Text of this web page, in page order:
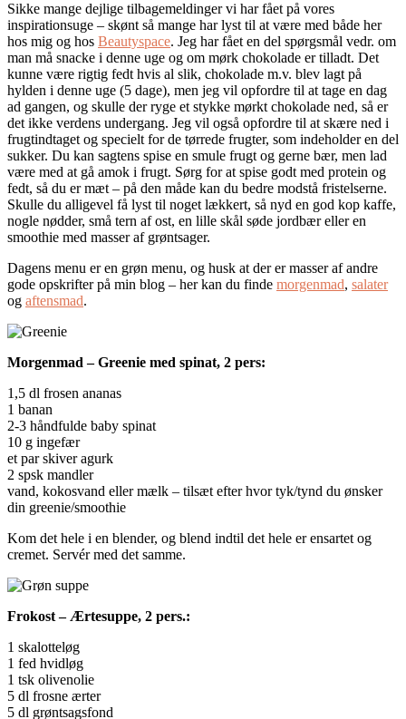
Sikke mange dejlige tilbagemeldinger vi har fået på vores
inspirationsuge – skønt så mange har lyst til at være med både her
hos mig og hos Beautyspace. Jeg har fået en del spørgsmål vedr. om
man må snacke i denne uge og om mørk chokolade er tilladt. Det
kunne være rigtig fedt hvis al slik, chokolade m.v. blev lagt på
hylden i denne uge (5 dage), men jeg vil opfordre til at tage en dag
ad gangen, og skulle der ryge et stykke mørkt chokolade ned, så er
det ikke verdens undergang. Jeg vil også opfordre til at skære ned i
frugtindtaget og specielt for de tørrede frugter, som indeholder en del
sukker. Du kan sagtens spise en smule frugt og gerne bær, men lad
være med at gå amok i frugt. Sørg for at spise godt med protein og
fedt, så du er mæt – på den måde kan du bedre modstå fristelserne.
Skulle du alligevel få lyst til noget lækkert, så nyd en god kop kaffe,
nogle nødder, små tern af ost, en lille skål søde jordbær eller en
smoothie med masser af grøntsager.
Dagens menu er en grøn menu, og husk at der er masser af andre
gode opskrifter på min blog – her kan du finde morgenmad, salater
og aftensmad.
Morgenmad – Greenie med spinat, 2 pers:
1,5 dl frosen ananas
1 banan
2-3 håndfulde baby spinat
10 g ingefær
et par skiver agurk
2 spsk mandler
vand, kokosvand eller mælk – tilsæt efter hvor tyk/tynd du ønsker
din greenie/smoothie
Kom det hele i en blender, og blend indtil det hele er ensartet og
cremet. Servér med det samme.
Frokost – Ærtesuppe, 2 pers.:
1 skalotteløg
1 fed hvidløg
1 tsk olivenolie
5 dl frosne ærter
5 dl grøntsagsfond